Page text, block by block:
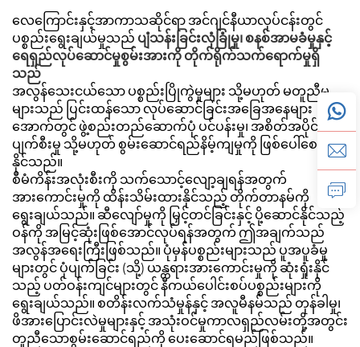
လေကြောင်းနှင့်အာကာသဆိုင်ရာ အင်ဂျင်နီယာလုပ်ငန်းတွင်
ပစ္စည်းရွေးချယ်မှုသည် ပျံသန်းခြင်းလုံခြုံမှု၊ စနစ်အာမခံမှုနှင့်
ရေရှည်လုပ်ဆောင်မှုစွမ်းအားကို တိုက်ရိုက်သက်ရောက်မှုရှိ
သည်
အလွန်သေးငယ်သော ပစ္စည်းပြိုကွဲမှုများ သို့မဟုတ် မတူညီမှု
များသည် ပြင်းထန်သော လုပ်ဆောင်ခြင်းအခြေအနေများ
အောက်တွင် ဖွဲ့စည်းတည်ဆောက်ပုံ ပင်ပန်းမှု၊ အစိတ်အပိုင်း
ပျက်စီးမှု သို့မဟုတ် စွမ်းဆောင်ရည်နိမ့်ကျမှုကို ဖြစ်ပေါ်စေ
နိုင်သည်။
စီမံကိန်းအလုံးစီးကို သက်သောင့်လျော့ချရန်အတွက်
အားကောင်းမှုကို ထိန်းသိမ်းထားနိုင်သည့် တိုက်တာနမ်ကို
ရွေးချယ်သည်။ ဆီလျော်မှုကို မြှင့်တင်ခြင်းနှင့် ပို့ဆောင်နိုင်သည့်
ဝန်ကို အမြင့်ဆုံးဖြစ်အောင်လုပ်ရန်အတွက် ဤအချက်သည်
အလွန်အရေးကြီးဖြစ်သည်။ ပုံမှန်ပစ္စည်းများသည် ပူအပူခံမှု
များတွင် ပုံပျက်ခြင်း (သို့) ယန္တရားအားကောင်းမှုကို ဆုံးရှုံးနိုင်
သည့် ပတ်ဝန်းကျင်များတွင် နီကယ်ပေါင်းစပ်ပစ္စည်းများကို
ရွေးချယ်သည်။ စတိန်းလက်သံမှုန်နှင့် အလူမီနမ်သည် တုန်ခါမှု၊
ဖိအားပြောင်းလဲမှုများနှင့် အသုံးဝင်မှုကာလရှည်လမ်းတို့အတွင်း
တူညီသောစွမ်းဆောင်ရည်ကို ပေးဆောင်ရမည်ဖြစ်သည်။